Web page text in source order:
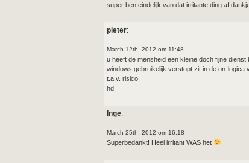
super ben eindelijk van dat irritante ding af
pieter:
March 12th, 2012 om 11:48
u heeft de mensheid een kleine doch fijne
windows gebruikelijk verstopt zit in de on-logica
t.a.v. risico.
hd.
Inge:
March 25th, 2012 om 16:18
Superbedankt! Heel irritant WAS het